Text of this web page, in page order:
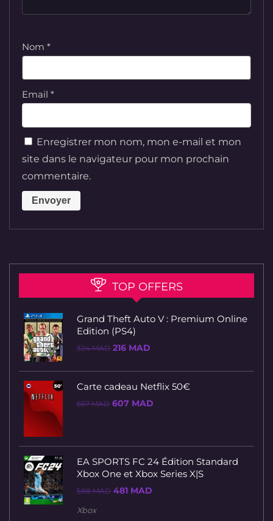
Nom *
Email *
Enregistrer mon nom, mon e-mail et mon
site dans le navigateur pour mon prochain
commentaire.
TOP OFFERS
Grand Theft Auto V : Premium Online
Edition (PS4)
324MAD Le
était :
324 MAD.
216 MAD
est :
216 MAD.
Carte cadeau Netflix 50€
667MAD Le
607 MAD
EA SPORTS FC 24 Édition Standard
Xbox One et Xbox Series X|S
588MAD Le
481 MAD
Xbox